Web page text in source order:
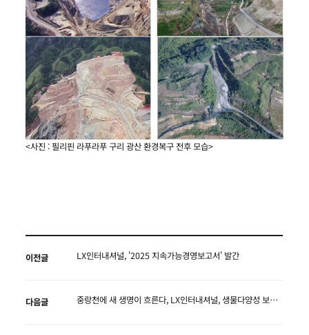
<사진 : 필리핀 라푸라푸 구리 광산 환경복구 전후 모습>
이전글 LX인터내셔널, '2025 지속가능경영보고서' 발간
다음글 중랑천에 새 생명이 흐른다, LX인터내셔널, 생물다양성 보전 활동 전개